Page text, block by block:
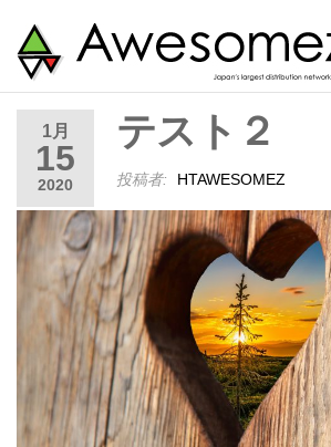
1月
15
2020
テスト２
投稿者: HTAWESOMEZ